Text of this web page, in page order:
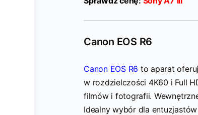
Canon EOS R6
Canon EOS R6 to aparat
w rozdzielczości 4K60 i Full
filmów i fotografii.
Idealny wybór dla